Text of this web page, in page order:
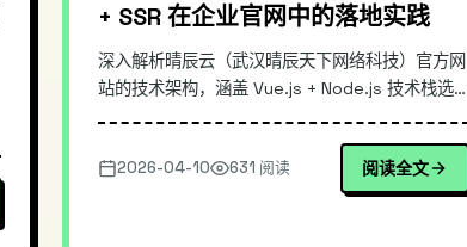
+ SSR 在企业官网中的落地实践
深入解析晴辰云（武汉晴辰天下网络科技）官方网
站的技术架构，涵盖 Vue.js + Node.js 技术栈选
及安全防护体系。提供企业官网建设的可落地技术
方案参考。
2026-04-10 631 阅读 阅读全文